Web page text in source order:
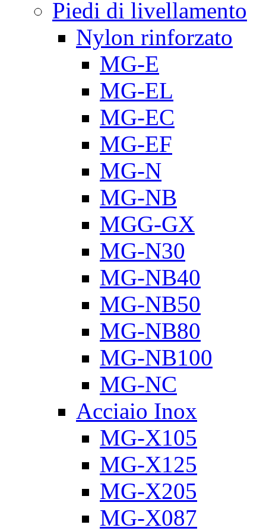
Piedi di livellamento
Nylon rinforzato
MG-E
MG-EL
MG-EC
MG-EF
MG-N
MG-NB
MGG-GX
MG-N30
MG-NB40
MG-NB50
MG-NB80
MG-NB100
MG-NC
Acciaio Inox
MG-X105
MG-X125
MG-X205
MG-X087